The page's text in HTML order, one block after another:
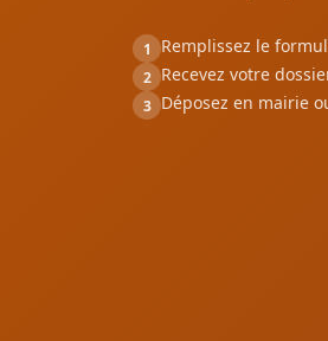
1 Remplissez le
2 Recevez votre
3 Déposez en mairie